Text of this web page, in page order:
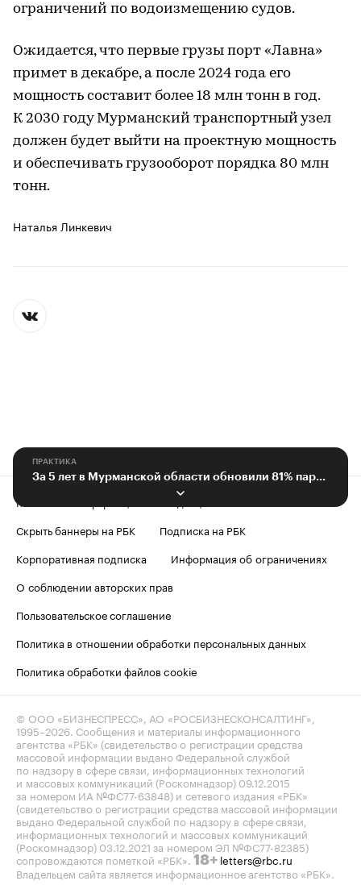
ограничений по водоизмещению судов.
Ожидается, что первые грузы порт «Лавна»
примет в декабре, а после 2024 года его
мощность составит более 18 млн тонн в год.
К 2030 году Мурманский транспортный узел
должен будет выйти на проектную мощность
и обеспечивать грузооборот порядка 80 млн
тонн.
Наталья Линкевич
ПРАКТИКА
Контактная информация
Редакция
Скрыть баннеры на РБК
Подписка на РБК
Корпоративная подписка
Информация об ограничениях
О соблюдении авторских прав
Пользовательское соглашение
Политика в отношении обработки персональных данных
Политика обработки файлов cookie
© ООО «БИЗНЕСПРЕСС», АО «РОСБИЗНЕСКОНСАЛТИНГ»,
1995–2026 . Сообщения и материалы информационного
агентства «РБК» (свидетельство о регистрации средства
массовой информации выдано Федеральной службой
по надзору в сфере связи, информационных технологий
и массовых коммуникаций (Роскомнадзор) 09.12.2015
за номером ИА №ФС77-63848) и сетевого издания «РБК»
(свидетельство о регистрации средства массовой информации
выдано Федеральной службой по надзору в сфере связи,
информационных технологий и массовых коммуникаций
(Роскомнадзор) 03.12.2021 за номером ЭЛ №ФС77-82385)
сопровождаются пометкой «РБК». 18+ letters@rbc.ru
Владельцем сайта является информационное агентство «РБК».